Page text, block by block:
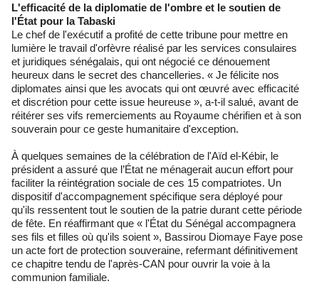
L'efficacité de la diplomatie de l'ombre et le soutien de
l'État pour la Tabaski
Le chef de l'exécutif a profité de cette tribune pour mettre en
lumière le travail d'orfèvre réalisé par les services consulaires
et juridiques sénégalais, qui ont négocié ce dénouement
heureux dans le secret des chancelleries. « Je félicite nos
diplomates ainsi que les avocats qui ont œuvré avec efficacité
et discrétion pour cette issue heureuse », a-t-il salué, avant de
réitérer ses vifs remerciements au Royaume chérifien et à son
souverain pour ce geste humanitaire d'exception.
À quelques semaines de la célébration de l'Aïd el-Kébir, le
président a assuré que l’État ne ménagerait aucun effort pour
faciliter la réintégration sociale de ces 15 compatriotes. Un
dispositif d'accompagnement spécifique sera déployé pour
qu'ils ressentent tout le soutien de la patrie durant cette période
de fête. En réaffirmant que « l'État du Sénégal accompagnera
ses fils et filles où qu'ils soient », Bassirou Diomaye Faye pose
un acte fort de protection souveraine, refermant définitivement
ce chapitre tendu de l'après-CAN pour ouvrir la voie à la
communion familiale.